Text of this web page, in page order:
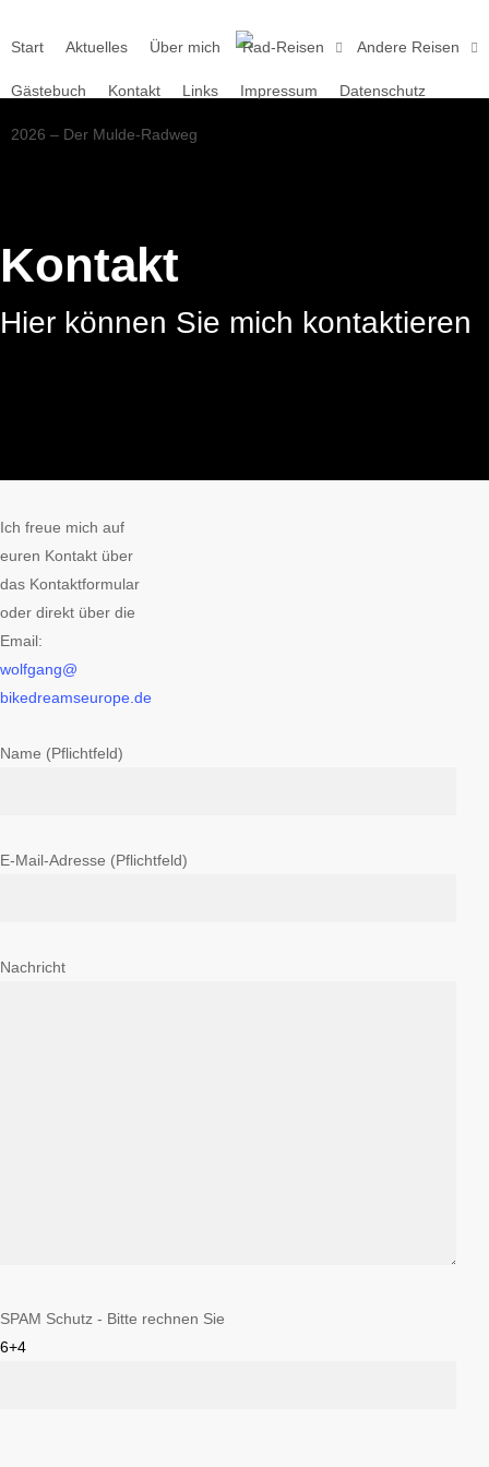
content
Start Aktuelles Über mich Rad-Reisen Andere Reisen
Gästebuch Kontakt Links Impressum Datenschutz
2026 – Der Mulde-Radweg
Kontakt
Hier können Sie mich kontaktieren
Ich freue mich auf
euren Kontakt über
das Kontaktformular
oder direkt über die
Email:
wolfgang@
bikedreamseurope.de
Name (Pflichtfeld)
E-Mail-Adresse (Pflichtfeld)
Nachricht
SPAM Schutz - Bitte rechnen Sie
6+4